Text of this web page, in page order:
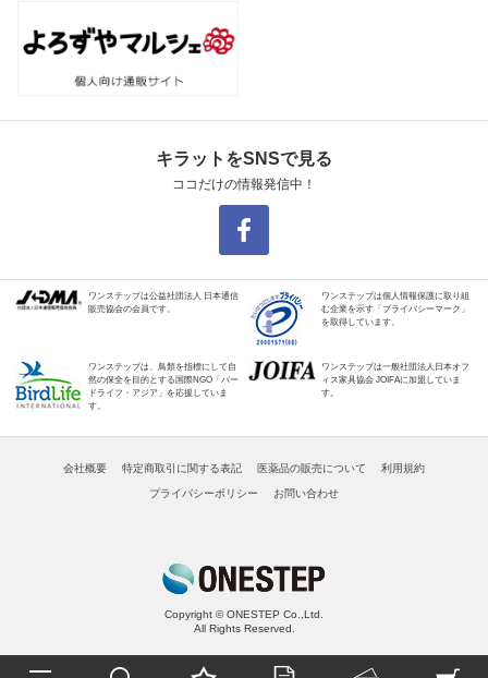
キラットをSNSで見る
ココだけの情報発信中！
ワンステップは公益社団法人 日本通信
販売協会の会員です。
ワンステップは個人情報保護に取り組
む企業を示す「プライバシーマーク」
を取得しています。
ワンステップは、鳥類を指標にして自
然の保全を目的とする国際NGO「バー
ドライフ・アジア」を応援していま
す。
ワンステップは一般社団法人日本オフ
ィス家具協会 JOIFAに加盟していま
す。
会社概要 特定商取引に関する表記 医薬品の販売について 利用規約
プライバシーポリシー お問い合わせ
Copyright © ONESTEP Co.,Ltd.
All Rights Reserved.